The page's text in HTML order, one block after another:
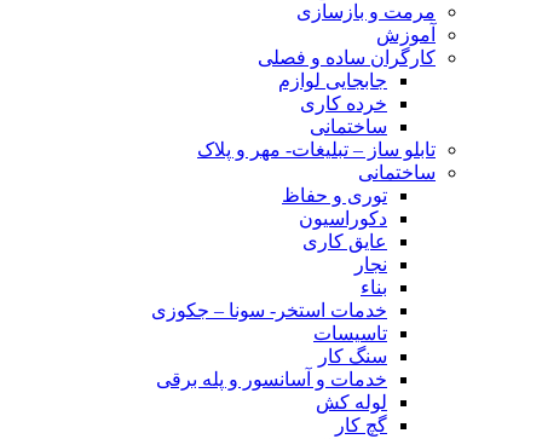
مرمت و بازسازی
آموزش
کارگران ساده و فصلی
جابجایی لوازم
خرده کاری
ساختمانی
تابلو ساز – تبلیغات- مهر و پلاک
ساختمانی
توری و حفاظ
دکوراسیون
عایق کاری
نجار
بناء
خدمات استخر- سونا – جکوزی
تاسیسات
سنگ کار
خدمات و آسانسور و پله برقی
لوله کش
گچ کار